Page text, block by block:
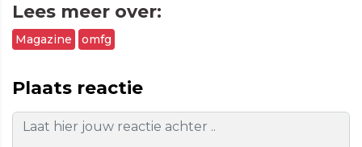
Lees meer over:
Magazine omfg
Plaats reactie